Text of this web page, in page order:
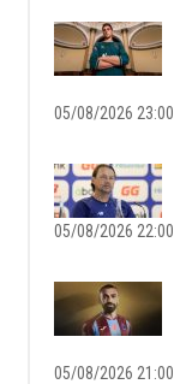
05/08/2026 23:00
05/08/2026 22:00
05/08/2026 21:00